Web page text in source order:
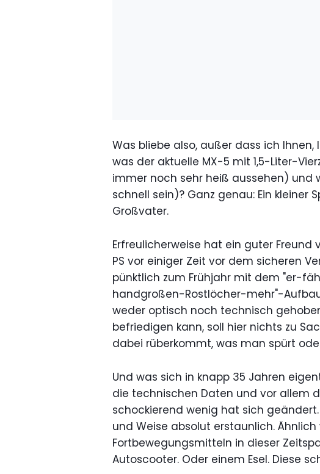
Was bliebe also, außer dass ich Ihnen,
was der aktuelle MX-5 mit 1,5-Liter-
immer noch sehr heiß aussehen) und
schnell sein)? Ganz genau: Ein
Großvater.
Erfreulicherweise hat ein guter Freund
PS vor einiger Zeit vor dem sicheren
pünktlich zum Frühjahr mit dem "er-
handgroßen-Rostlöcher-mehr"-
weder optisch noch technisch
befriedigen kann, soll hier nichts zu
dabei rüberkommt, was man spürt
Und was sich in knapp 35 Jahren
die technischen Daten und vor allem
schockierend wenig hat sich
und Weise absolut erstaunlich.
Fortbewegungsmitteln in dieser
Autoscooter. Oder einem Esel. Diese